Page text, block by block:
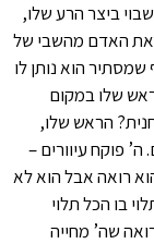
ביצר הרע שלו,
את האדם מהשבי של
הוא נותן לו
שלו במקום
הראש שלו,
פוקח עיוורים –
רואה אבל הוא לא
בו הכל תלוי
שה’ מחייה